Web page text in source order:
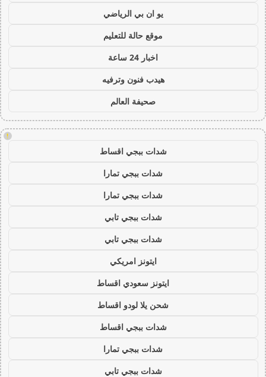
يو ان بي الرياضي
موقع حالة للتعليم
اخبار 24 ساعة
هيدب فنون وترفيه
صحيفة العالم
!
شدات ببجي اقساط
شدات ببجي تمارا
شدات ببجي تمارا
شدات ببجي تابي
شدات ببجي تابي
ايتونز امريكي
ايتونز سعودي اقساط
شحن يلا لودو اقساط
شدات ببجي اقساط
شدات ببجي تمارا
شدات ببجي تابي